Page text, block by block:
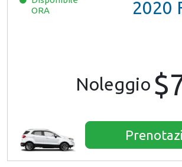
ORA
2020
Noleggio